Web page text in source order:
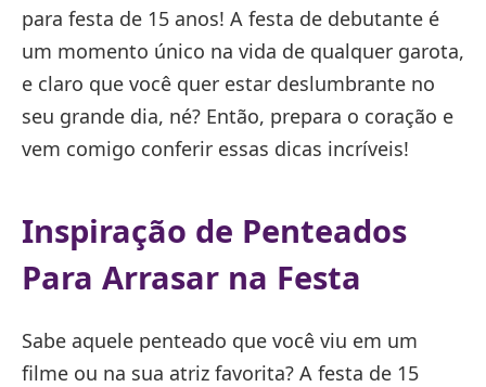
para festa de 15 anos! A festa de debutante é
um momento único na vida de qualquer garota,
e claro que você quer estar deslumbrante no
seu grande dia, né? Então, prepara o coração e
vem comigo conferir essas dicas incríveis!
Inspiração de Penteados
Para Arrasar na Festa
Sabe aquele penteado que você viu em um
filme ou na sua atriz favorita? A festa de 15